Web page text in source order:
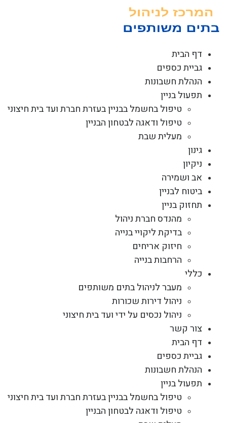
דף הבית
גביית כספים
הנהלת חשבונות
תפעול בניין
טיפול בחשמל בבניין בעזרת חברת ועד בית חיצוני
טיפול ודאגה לבטחון הבניין
מעלית שבת
גינון
ניקיון
אב ושמירה
ביטוח לבניין
תחזוק בניין
מהנדס חברת ניהול
בדיקת ליקויי בנייה
חיזוק אריחים
הרחבות בנייה
כללי
מעבר לניהול בתים משותפים
ניהול דירות שכורות
ניהול נכסים על ידי ועד בית חיצוני
צור קשר
דף הבית
גביית כספים
הנהלת חשבונות
תפעול בניין
טיפול בחשמל בבניין בעזרת חברת ועד בית חיצוני
טיפול ודאגה לבטחון הבניין